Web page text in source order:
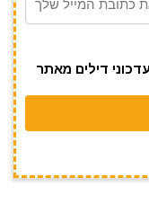
דילים מאתר